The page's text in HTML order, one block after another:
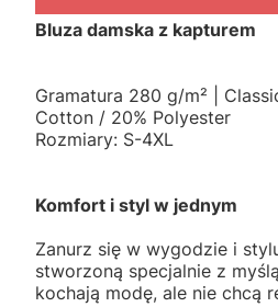
Bluza damska z kapturem
Gramatura 280 g/m² |
Cotton / 20% Polyester
Rozmiary: S-4XL
Komfort i styl w jednym
Zanurz się w wygodzie i
stworzoną specjalnie z
kochają modę, ale nie chcą